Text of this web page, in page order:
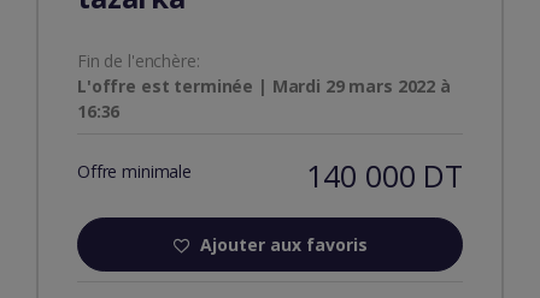
Fin de l'enchère:
L'offre est terminée | Mardi 29 mars 2022 à
16:36
Offre minimale 140 000 DT
Ajouter aux favoris